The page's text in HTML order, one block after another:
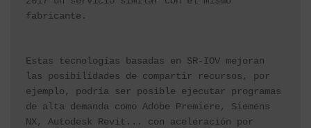
fabricante.
Estas tecnologías basadas en SR-IOV mejoran
las posibilidades de compartir recursos, por
ejemplo, podría ser posible ejecutar programas
de alta demanda como Adobe Premiere , Siemens
NX, Autodesk Revit ... con aceleración por